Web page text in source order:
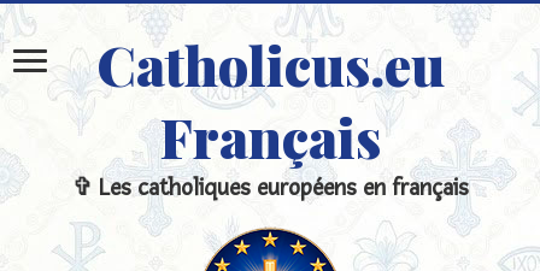
Catholicus.eu
Français
✞ Les catholiques européens en français